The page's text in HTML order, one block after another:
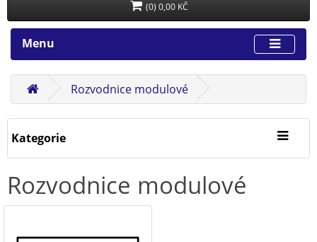
(0) 0,00 KČ
Menu
Rozvodnice modulové
Kategorie
Rozvodnice modulové